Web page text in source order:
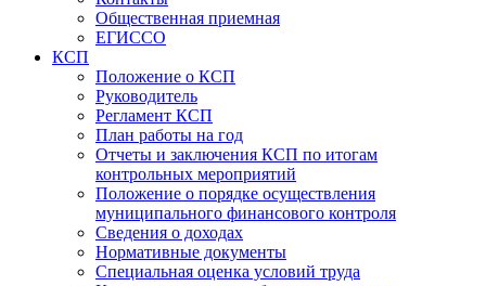
Общественная приемная
ЕГИССО
КСП
Положение о КСП
Руководитель
Регламент КСП
План работы на год
Отчеты и заключения КСП по итогам
контрольных мероприятий
Положение о порядке осуществления
муниципального финансового контроля
Сведения о доходах
Нормативные документы
Специальная оценка условий труда